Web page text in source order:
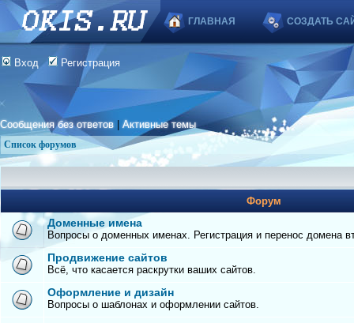
ГЛАВНАЯ СОЗДАТЬ
Вход Регистрация
Сообщения без ответов |Активные темы
Список форумов
Форум
Доменные имена
Вопросы о доменных именах. Регистрация и перенос домена
Продвижение сайтов
Всё, что касается раскрутки ваших сайтов.
Оформление и дизайн
Вопросы о шаблонах и оформлении сайтов.